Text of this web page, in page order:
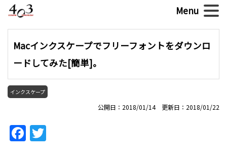
Macインクスケープでフリーフォントをダウンロ
ードしてみた[簡単]。
インクスケープ
公開日：2018/01/14 更新日：2018/01/22
Facebook